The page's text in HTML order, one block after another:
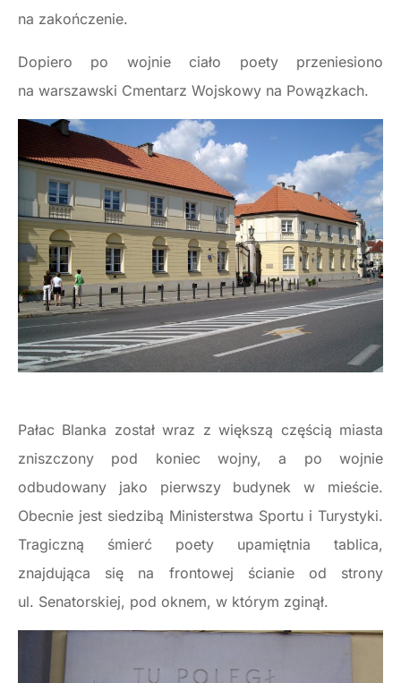
na zakończenie.
Dopiero po wojnie ciało poety przeniesiono
na warszawski Cmentarz Wojskowy na Powązkach.
Pałac Blanka został wraz z większą częścią miasta
zniszczony pod koniec wojny, a po wojnie
odbudowany jako pierwszy budynek w mieście.
Obecnie jest siedzibą Ministerstwa Sportu i Turystyki.
Tragiczną śmierć poety upamiętnia tablica,
znajdująca się na frontowej ścianie od strony
ul. Senatorskiej, pod oknem, w którym zginął.